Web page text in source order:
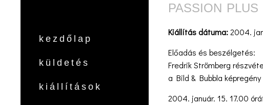
kezdőlap
küldetés
kiállítások
PASSION
Kiállítás dátuma:2004.
Előadás és beszélgetés:
Fredrik Strömberg
a Bild & Bubbla
2004. január. 15. 17.00